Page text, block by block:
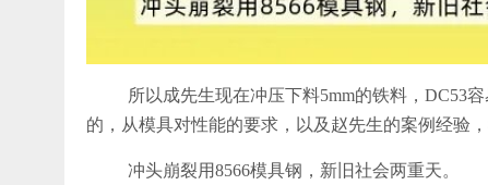
所以成先生现在冲压下料5mm的铁料，DC53
的，从模具对性能的要求，以及赵先生的案例经验
冲头崩裂用8566模具钢，新旧社会两重天。